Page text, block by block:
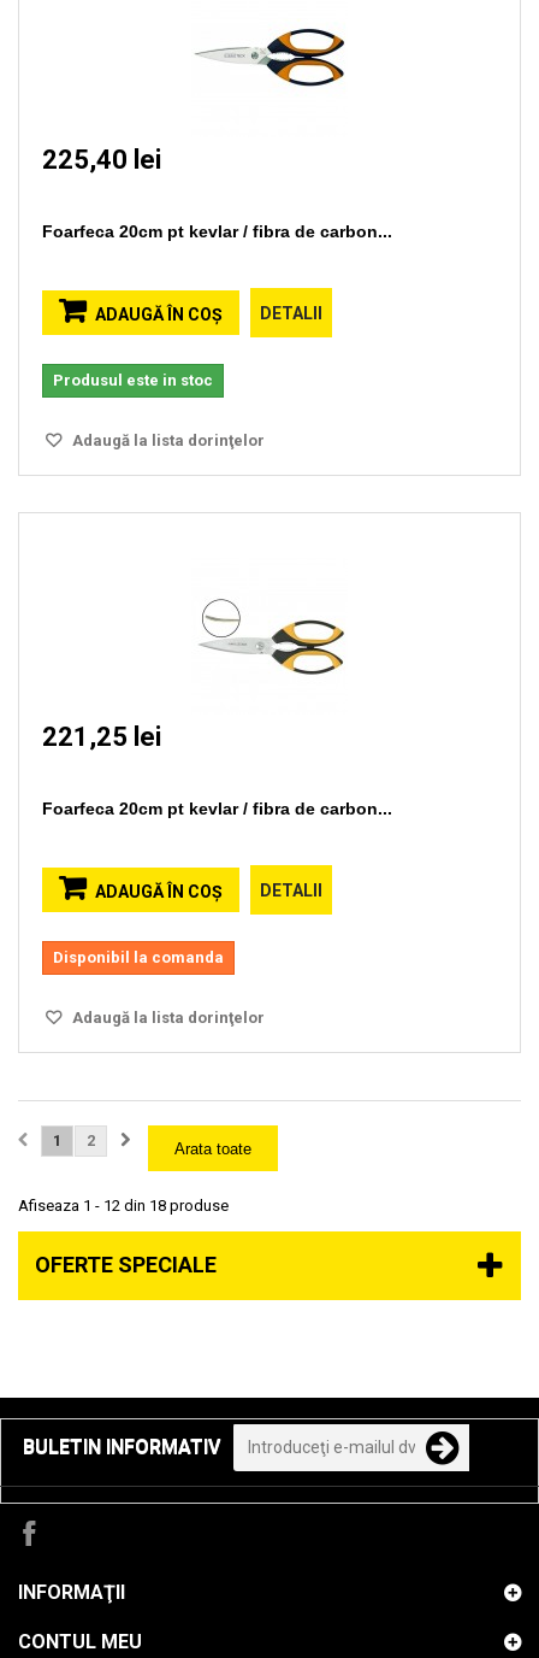
225,40 lei
Foarfeca 20cm pt kevlar / fibra de carbon...
ADAUGĂ ÎN COŞ DETALII
Produsul este in stoc
Adaugă la lista dorinţelor
221,25 lei
Foarfeca 20cm pt kevlar / fibra de carbon...
ADAUGĂ ÎN COŞ DETALII
Disponibil la comanda
Adaugă la lista dorinţelor
Arata toate
1 2
Afiseaza 1 - 12 din 18 produse
OFERTE SPECIALE
BULETIN INFORMATIV
INFORMAŢII
CONTUL MEU